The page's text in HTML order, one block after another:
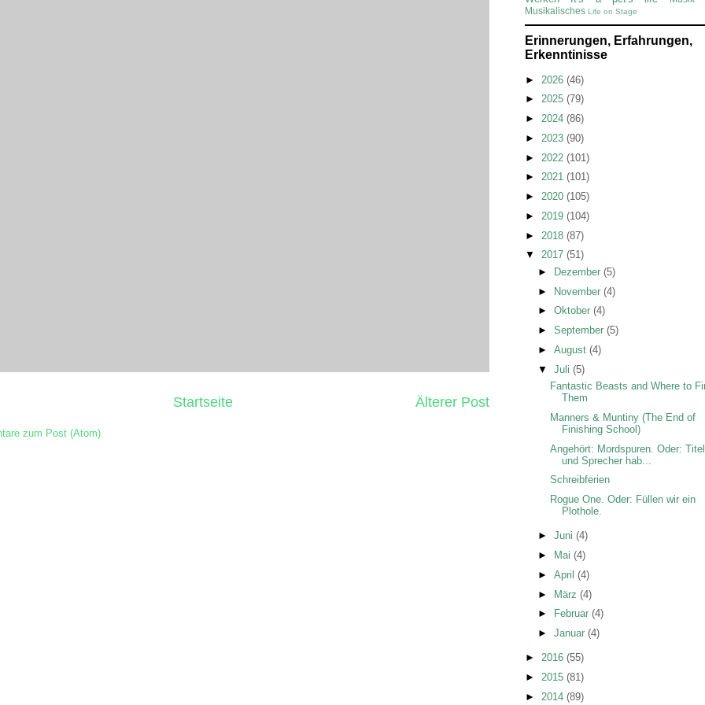
Älterer Post
Startseite
zum Post (Atom)
Musikalisches Life on Stage
Erinnerungen, Erfahrungen,
Erkenntinisse
► 2026 (46)
► 2025 (79)
► 2024 (86)
► 2023 (90)
► 2022 (101)
► 2021 (101)
► 2020 (105)
► 2019 (104)
► 2018 (87)
▼ 2017 (51)
►
Dezember (5)
► November (4)
► Oktober (4)
► September (5)
► August (4)
▼ Juli (5)
Fantastic Beasts and Where to
Them
Manners & Muntiny (The End of
Finishing School)
Angehört: Mordspuren. Oder: Titel
und Sprecher hab...
Schreibferien
Rogue One. Oder: Füllen wir ein
Plothole.
► Juni (4)
►
Mai (4)
► April (4)
► März (4)
►
Februar (4)
► Januar (4)
► 2016 (55)
► 2015 (81)
► 2014 (89)